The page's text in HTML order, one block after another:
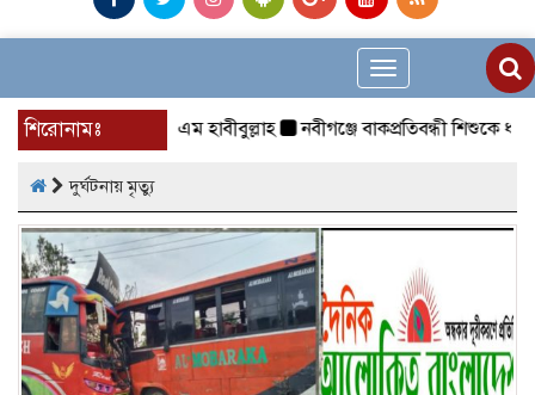
Toggle
navigation
শিরোনামঃ
আলসেমি, এম হাবীবুল্লাহ নবীগঞ্জে বাকপ্রতিবন্ধী শিশুকে ধর্ষণ:
দুর্ঘটনায় মৃত্যু